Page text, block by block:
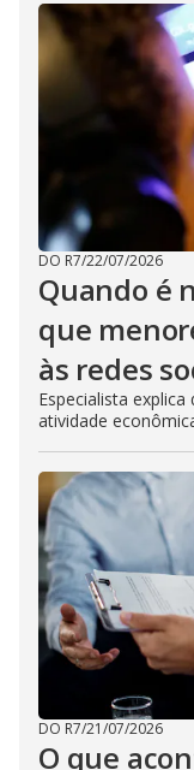
DO R7/22/07/2026
Quando é
que
às redes
Especialista
atividade
DO R7/21/07/2026
O que